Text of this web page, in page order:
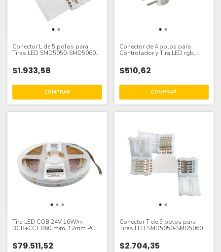
Conector L de 5 polos para
Tiras LED SMD5050-SMD5060
$1.933,58
Conector de 4 polos para
Controlador y Tira LED rgb,
$510,62
Tira LED COB 24V 16W/m
RGB+CCT 860lm/m, 12mm PCB
$79.511,52
Conector T de 5 polos para
Tiras LED SMD5050-SMD5060
$2.704,35